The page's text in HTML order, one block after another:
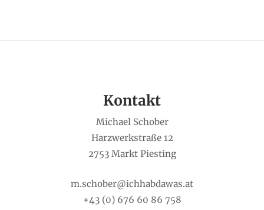
Kontakt
Michael Schober
Harzwerkstraße 12
2753 Markt Piesting
m.schober@ichhabdawas.at
+43 (0) 676 60 86 758